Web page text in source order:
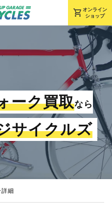
shopping_cart オンライン
ショップ
ーク買取なら
サイクルズ
細